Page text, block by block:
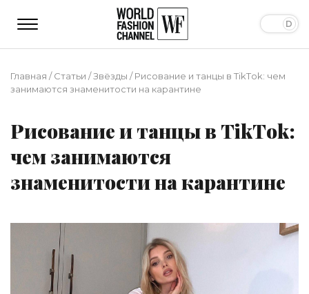
Главная /Статьи /Звёзды /Рисование и танцы в TikТok: чем
занимаются знаменитости на карантине
Рисование и танцы в TikТok:
чем занимаются
знаменитости на карантине